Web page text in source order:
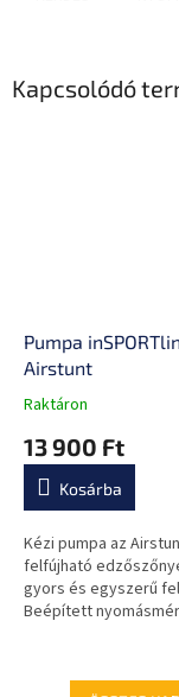
Kapcsolódó
Pumpa
Airstunt
A
átlagos
értékelése
0,0
csillag.
Raktáron
13 900 Ft
Kosárba
Kézi pumpa az
felfújható
gyors és egyszerű
Beépített